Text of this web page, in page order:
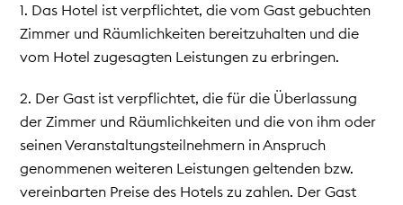
1. Das Hotel ist verpflichtet, die vom Gast gebuchten
Zimmer und Räumlichkeiten bereitzuhalten und die
vom Hotel zugesagten Leistungen zu erbringen.
2. Der Gast ist verpflichtet, die für die Überlassung
der Zimmer und Räumlichkeiten und die von ihm oder
seinen Veranstaltungsteilnehmern in Anspruch
genommenen weiteren Leistungen geltenden bzw.
vereinbarten Preise des Hotels zu zahlen. Der Gast